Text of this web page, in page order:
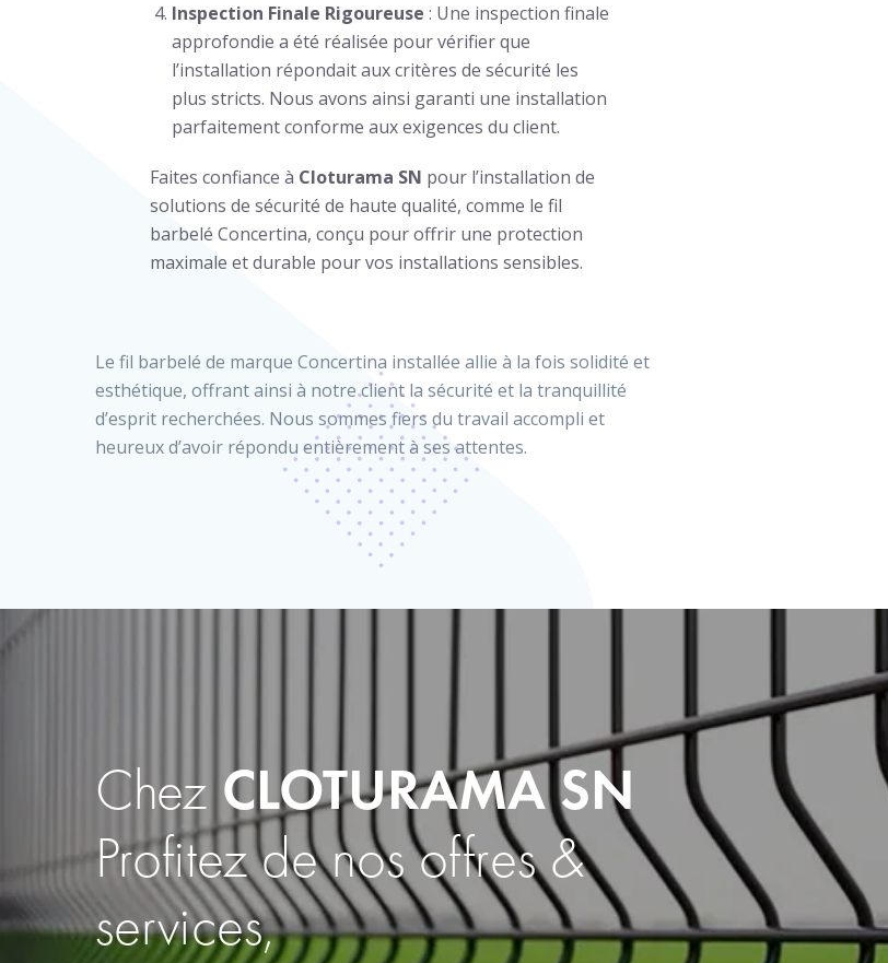
Inspection Finale Rigoureuse : Une inspection finale
approfondie a été réalisée pour vérifier que
l’installation répondait aux critères de sécurité les
plus stricts. Nous avons ainsi garanti une installation
parfaitement conforme aux exigences du client.
Faites confiance à Cloturama SN pour l’installation de
solutions de sécurité de haute qualité, comme le fil
barbelé Concertina, conçu pour offrir une protection
maximale et durable pour vos installations sensibles.
Le fil barbelé de marque Concertina installée allie à la fois solidité et
esthétique, offrant ainsi à notre client la sécurité et la tranquillité
d’esprit recherchées. Nous sommes fiers du travail accompli et
heureux d’avoir répondu entièrement à ses attentes.
Chez CLOTURAMA SN
Profitez de nos offres &
services,